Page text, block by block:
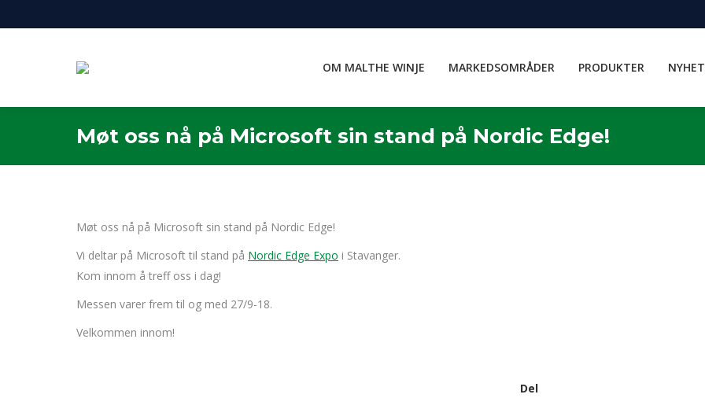
OM MALTHE WINJE MARKEDSOMRÅDER PRODUKTER
Møt oss nå på Microsoft sin stand på Nordic Edge!
Møt oss nå på Microsoft sin stand på Nordic Edge!
Vi deltar på Microsoft til stand på Nordic Edge Expo i Stavanger.
Kom innom å treff oss i dag!
Messen varer frem til og med 27/9-18.
Velkommen innom!
Del